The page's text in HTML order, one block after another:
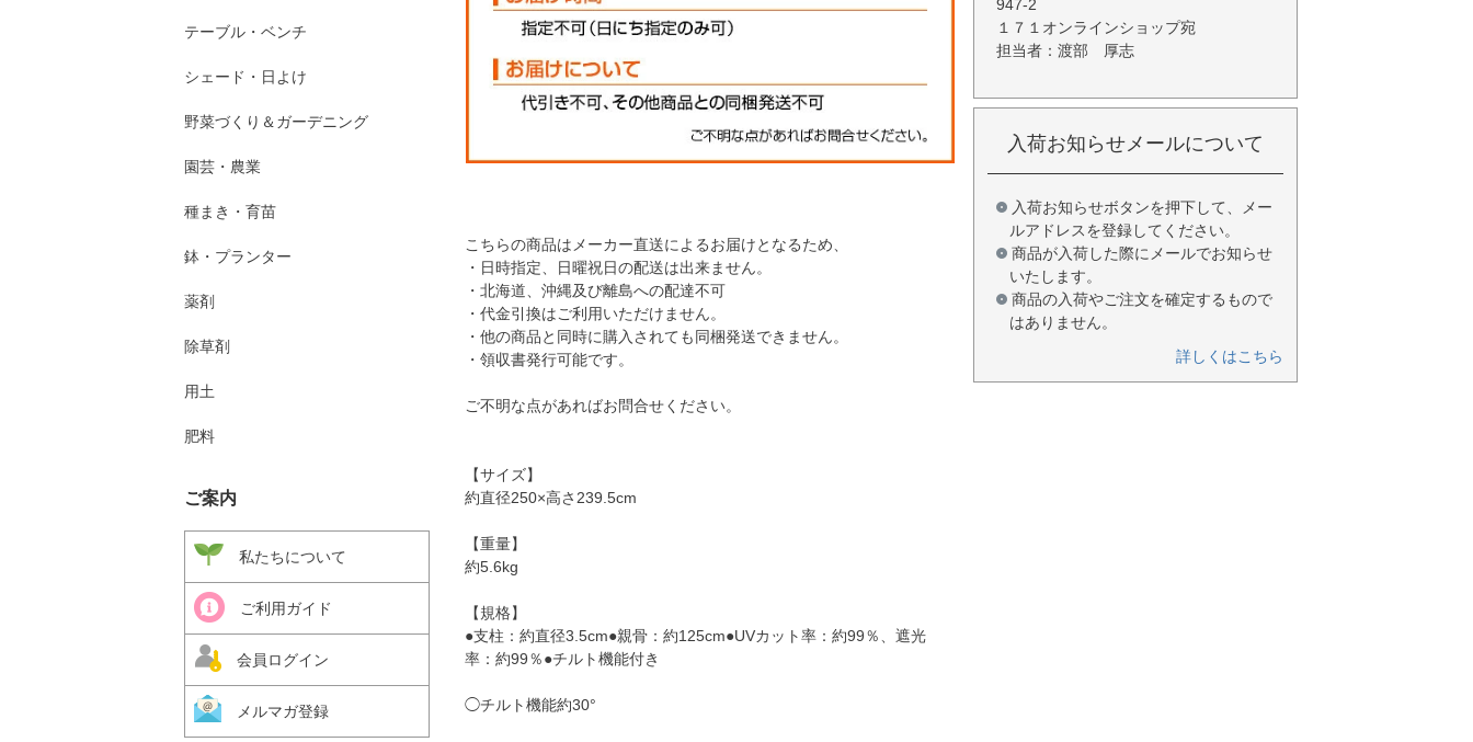
テーブル・ベンチ
シェード・日よけ
野菜づくり＆ガーデニング
園芸・農業
種まき・育苗
鉢・プランター
薬剤
除草剤
用土
肥料
ご案内
私たちについて
ご利用ガイド
会員ログイン
メルマガ登録
こちらの商品はメーカー直送によるお届けとなるため、
・日時指定、日曜祝日の配送は出来ません。
・北海道、沖縄及び離島への配達不可
・代金引換はご利用いただけません。
・他の商品と同時に購入されても同梱発送できません。
・領収書発行可能です。
ご不明な点があればお問合せください。
【サイズ】
約直径250×高さ239.5cm
【重量】
約5.6kg
【規格】
●支柱：約直径3.5cm●親骨：約125cm●UVカット率：約99％、遮光
率：約99％●チルト機能付き
◯チルト機能約30°
947-2
１７１オンラインショップ宛
担当者：渡部 厚志
入荷お知らせメールについて
入荷お知らせボタンを押下して、メー
ルアドレスを登録してください。
商品が入荷した際にメールでお知らせ
いたします。
商品の入荷やご注文を確定するもので
はありません。
詳しくはこちら